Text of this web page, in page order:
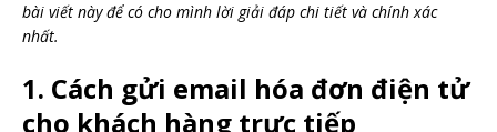
bài viết này để có cho mình lời giải đáp chi tiết và chính xác
nhất.
1. Cách gửi email hóa đơn điện tử
cho khách hàng trực tiếp